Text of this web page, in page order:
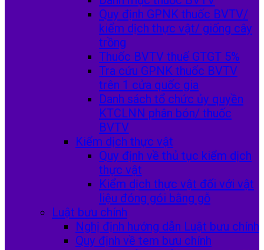
Quy định GPNK thuốc BVTV/
kiểm dịch thực vật/ giống cây
trồng
Thuốc BVTV thuế GTGT 5%
Tra cứu GPNK thuốc BVTV
trên 1 cửa quốc gia
Danh sách tổ chức ủy quyền
KTCLNN phân bón/ thuốc
BVTV
Kiểm dịch thực vật
Quy định về thủ tục kiểm dịch
thực vật
Kiểm dịch thực vật đối với vật
liệu đóng gói bằng gỗ
Luật bưu chính
Nghị định hướng dẫn Luật bưu chính
Quy định về tem bưu chính